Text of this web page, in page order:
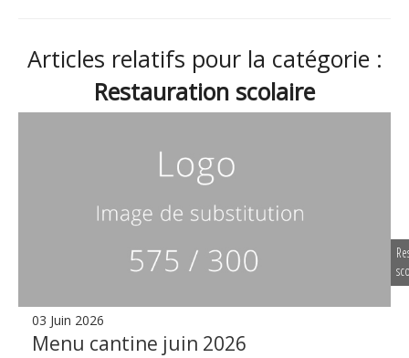
Articles relatifs pour la catégorie :
Restauration scolaire
03 Juin 2026
Menu cantine juin 2026